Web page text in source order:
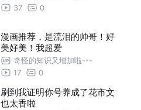
37
0
漫画推荐，是流泪的帅哥！好
美好美！我超爱
奇怪的知识又增加啦---
17
0
刷到我证明你号养成了花市文
也太香啦